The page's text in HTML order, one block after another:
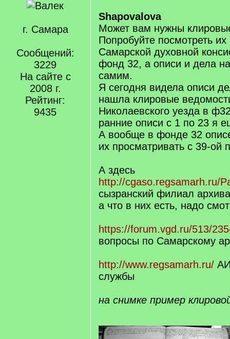
г. Самара
Сообщений:
3229
На сайте с
2008 г.
Рейтинг:
9435
Shapovalova
Может вам нужны
Попробуйте посмотреть
Самарской духовной
фонд 32, а описи и дела
самим.
Я сегодня видела описи
нашла клировые
Николаевского уезда в
ранние описи с 1 по 23 я
А вообще в фонде 32
их просматривать с 39-ой
А здесь
http://cgaso.regsamarh.ru/
сызранский филиал
а что в них есть, надо
https://forum.vgd.ru/513/
вопросы по Самарскому
http://www.regsamarh.ru/
службы
на снимке пример